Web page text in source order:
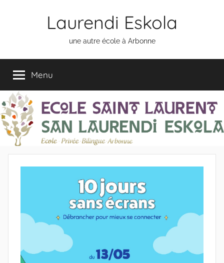
Laurendi Eskola
une autre école à Arbonne
Menu